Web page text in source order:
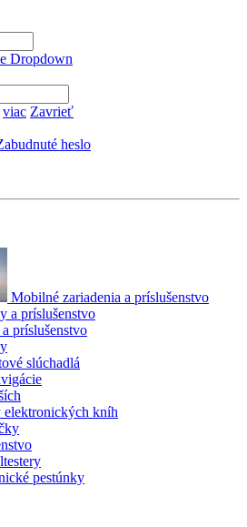
Dropdown
viac Zavrieť
heslo
Mobilné zariadenia a príslušenstvo
a príslušenstvo
príslušenstvo
slúchadlá
elektronických kníh
pestúnky